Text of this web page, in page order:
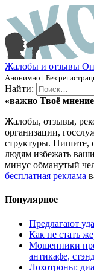
Жалобы и отзывы О
Анонимно | Без
Найти:
«важно Твоё
Жалобы, отзывы,
организации,
структуры. Пишите,
людям избежать
минус обманутый
бесплатная реклама
Популярное
Предлагают
Как не стать
Мошенники
антикафе,
Лохотроны: